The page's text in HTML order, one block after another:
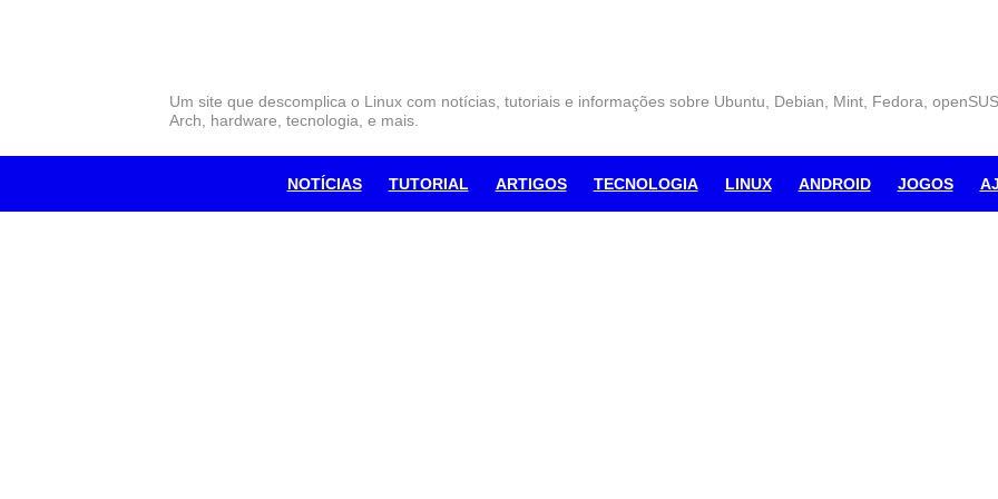
Um site que descomplica o Linux com notícias, tutoriais e informações sobre Ubuntu, Debian, Mint, Fedora,
Arch, hardware, tecnologia, e mais.
NOTÍCIAS TUTORIAL ARTIGOS TECNOLOGIA LINUX ANDROID JOGOS